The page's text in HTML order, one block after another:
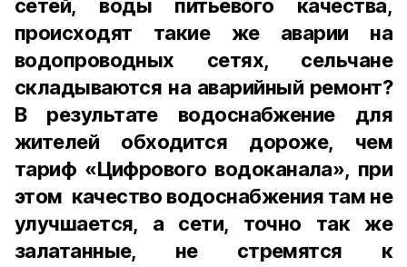
сетей, воды питьевого качества,
происходят такие же аварии на
водопроводных сетях, сельчане
складываются на аварийный ремонт?
В результате водоснабжение для
жителей обходится дороже, чем
тариф «Цифрового водоканала», при
этом качество водоснабжения там не
улучшается, а сети, точно так же
залатанные, не стремятся к